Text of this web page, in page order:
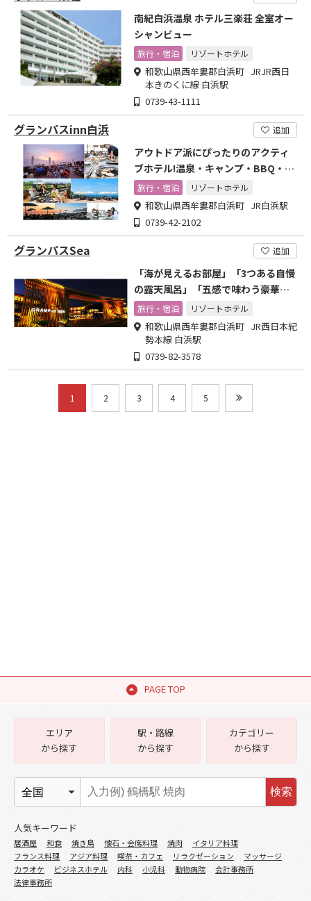
南紀白浜温泉 ホテル三楽荘 全室オー
シャンビュー
旅行・宿泊 リゾートホテル
和歌山県西牟婁郡白浜町 JRJR西日
本きのくに線 白浜駅
0739-43-1111
グランパスinn白浜 追加
アウトドア派にぴったりのアクティ
ブホテル!温泉・キャンプ・BBQ・ロ
ッジ等で楽しめる!
旅行・宿泊 リゾートホテル
和歌山県西牟婁郡白浜町 JR白浜駅
0739-42-2102
グランパスSea 追加
「海が見えるお部屋」「3つある自慢
の露天風呂」「五感で味わう豪華バ
イキング」で白浜を満喫!
旅行・宿泊 リゾートホテル
和歌山県西牟婁郡白浜町 JR西日本紀
勢本線 白浜駅
0739-82-3578
1 2 3 4 5
PAGE TOP
エリア
から探す
駅・路線
から探す
カテゴリー
から探す
検索
人気キーワード
居酒屋 和食 焼き鳥 懐石・会席料理 焼肉
イタリア料理
フランス料理
アジア料理 喫茶・カフェ リラクゼーション
マッサージ
カラオケ
ビジネスホテル 内科 小児科 動物病院
会計事務所
法律事務所